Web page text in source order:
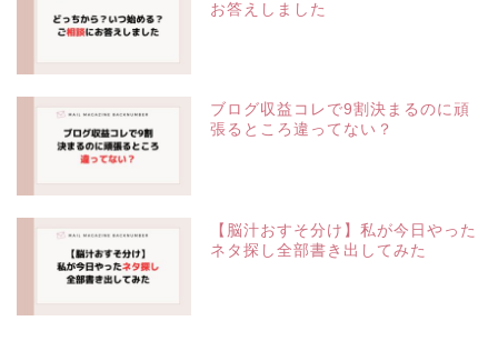
お答えしました
ブログ収益コレで9割決まるのに頑
張るところ違ってない？
【脳汁おすそ分け】私が今日やった
ネタ探し全部書き出してみた